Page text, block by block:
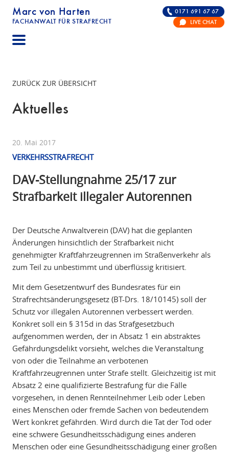
Marc von Harten
FACHANWALT FÜR STRAFRECHT
STRAFRECHT | RECHTSANWALT FÜR DIE
0171 691 67 67
LIVE CHAT
ZURÜCK ZUR ÜBERSICHT
Aktuelles
20. Mai 2017
VERKEHRSSTRAFRECHT
DAV-Stellungnahme 25/17 zur
Strafbarkeit illegaler Autorennen
Der Deutsche Anwaltverein (DAV) hat die geplanten
Änderungen hinsichtlich der Strafbarkeit nicht
genehmigter Kraftfahrzeugrennen im Straßenverkehr als
zum Teil zu unbestimmt und überflüssig kritisiert.
Mit dem Gesetzentwurf des Bundesrates für ein
Strafrechtsänderungsgesetz (BT-Drs. 18/10145) soll der
Schutz vor illegalen Autorennen verbessert werden.
Konkret soll ein § 315d in das Strafgesetzbuch
aufgenommen werden, der in Absatz 1 ein abstraktes
Gefährdungsdelikt vorsieht, welches die Veranstaltung
von oder die Teilnahme an verbotenen
Kraftfahrzeugrennen unter Strafe stellt. Gleichzeitig ist mit
Absatz 2 eine qualifizierte Bestrafung für die Fälle
vorgesehen, in denen Rennteilnehmer Leib oder Leben
eines Menschen oder fremde Sachen von bedeutendem
Wert konkret gefährden. Wird durch die Tat der Tod oder
eine schwere Gesundheitsschädigung eines anderen
Menschen oder eine Gesundheitsschädigung einer großen